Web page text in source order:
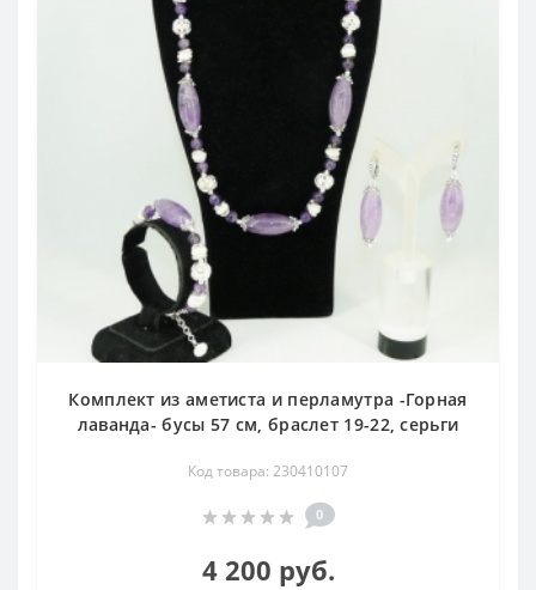
Комплект из аметиста и перламутра -Горная
лаванда- бусы 57 см, браслет 19-22, серьги
Код товара: 230410107
0
4 200 руб.